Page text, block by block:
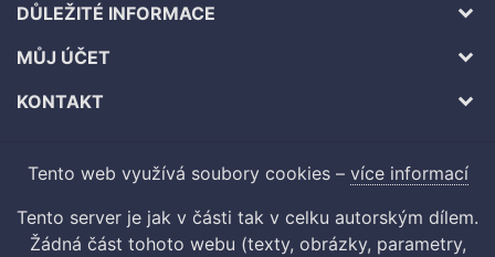
DŮLEŽITÉ INFORMACE
MŮJ ÚČET
KONTAKT
Tento web využívá soubory cookies – více informací
Tento server je jak v části tak v celku autorským dílem.
Žádná část tohoto webu (texty, obrázky, parametry,